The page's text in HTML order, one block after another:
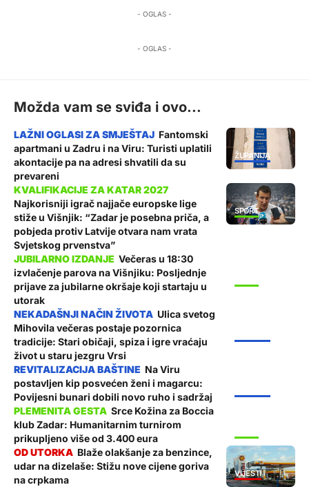
- OGLAS -
- OGLAS -
Možda vam se sviđa i ovo...
ŽUPANIJA
Fantomski
apartmani u Zadru i na Viru: Turisti uplatili
akontacije pa na adresi shvatili da su
prevareni
SPORT
Najkorisniji igrač najjače europske lige
stiže u Višnjik: “Zadar je posebna priča, a
pobjeda protiv Latvije otvara nam vrata
Svjetskog prvenstva”
Večeras u 18:30
izvlačenje parova na Višnjiku: Posljednje
prijave za jubilarne okršaje koji startaju u
utorak
Ulica svetog
Mihovila večeras postaje pozornica
tradicije: Stari običaji, spiza i igre vraćaju
život u staru jezgru Vrsi
Na Viru
postavljen kip posvećen ženi i magarcu:
Povijesni bunari dobili novo ruho i sadržaj
Srce Kožina za Boccia
klub Zadar: Humanitarnim turnirom
prikupljeno više od 3.400 eura
VIJESTI
Blaže olakšanje za benzince,
udar na dizelaše: Stižu nove cijene goriva
na crpkama